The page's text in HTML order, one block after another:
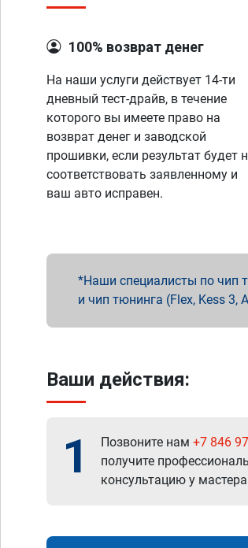
100% возврат денег
На наши услуги действует 14-ти
дневный тест-драйв, в течение
которого вы имеете право на
возврат денег и заводской
прошивки, если результат будет
соответствовать заявленному и
ваш авто исправен.
Наши специалисты по чип
и чип тюнинга (Flex, Kess 3,
Ваши действия:
1 Позвоните нам +7 846
получите
консультацию у